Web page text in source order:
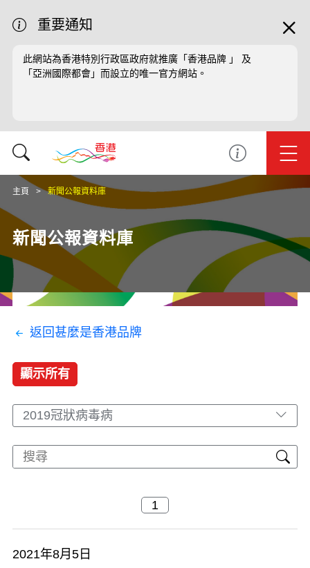
重要通知
此網站為香港特別行政區政府就推廣「香港品牌 」 及
「亞洲國際都會」而設立的唯一官方網站。
主頁 新聞公報資料庫
新聞公報資料庫
返回甚麼是香港品牌
顯示所有
2019冠狀病毒病
2021年8月5日